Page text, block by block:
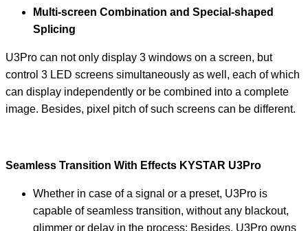
Multi-screen Combination and Special-shaped
Splicing
U3Pro can not only display 3 windows on a screen, but
control 3 LED screens simultaneously as well, each of which
can display independently or be combined into a complete
image. Besides, pixel pitch of such screens can be different.
Seamless Transition With Effects KYSTAR U3Pro
Whether in case of a signal or a preset, U3Pro is
capable of seamless transition, without any blackout,
glimmer or delay in the process; Besides, U3Pro owns